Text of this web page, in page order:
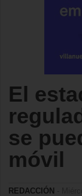
El
se
móvil
REDACCIÓN